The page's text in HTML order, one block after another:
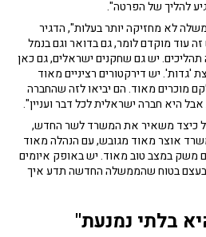
להליך של הפרטה".
לא מחזיקה יותר בעלות", הדגיר
זה עוד מוקדם לומר, גם בדואר וגם בנמל
יש גם שחקנים ישראלים, גם כאן
'גדות'. יש דירקטורים רציניים מאוד
מוכרים מאוד. הם יביאו לזה שהחברה
היא חברה ישראלית לכל דבר ועניין".
כיצד משאיר את המשרד לשר החדש,
אוצר מאוד מגובש, עם הנהלה מאוד
משק במצב טוב מאוד. יש באופק איומים
בעצם בטוח שהממשלה החדשה תדע איך
בלתי נמנעת"